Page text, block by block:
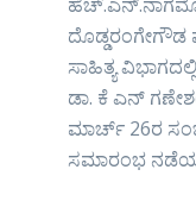
ದೊಡ್ಡರಂಗೇಗೌಡ
ಸಾಹಿತ್ಯ
ಡಾ. ಕೆ ಎನ್
ಮಾರ್ಚ್ 26ರ ಸಂಜೆ
ಸಮಾರಂಭ